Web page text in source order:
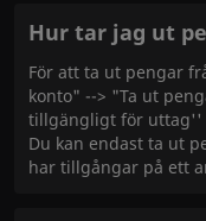
Hur tar jag ut
För att ta ut pengar
konto" --> "Ta ut
tillgängligt för uttag''
Du kan endast ta ut
har tillgångar på ett